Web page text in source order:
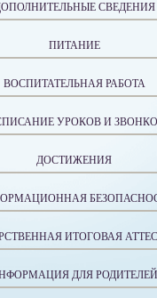
СВЕДЕНИЯ
ПИТАНИЕ
ВОСПИТАТЕЛЬНАЯ РАБОТА
УРОКОВ И
ДОСТИЖЕНИЯ
ИТОГОВАЯ
ДЛЯ РОДИТЕЛЕЙ